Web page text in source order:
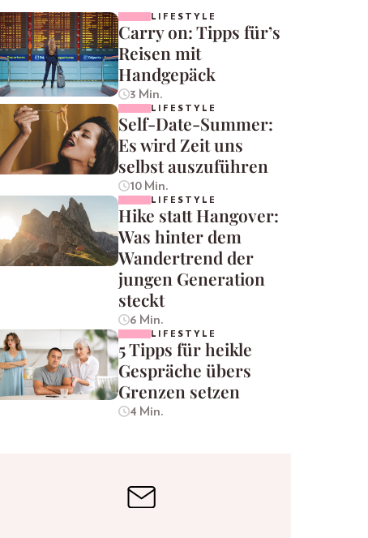
LIFESTYLE
Carry on: Tipps für’s
Reisen mit
Handgepäck
3 Min.
LIFESTYLE
Self-Date-Summer:
Es wird Zeit uns
selbst auszuführen
10 Min.
LIFESTYLE
Hike statt Hangover:
Was hinter dem
Wandertrend der
jungen Generation
steckt
6 Min.
LIFESTYLE
5 Tipps für heikle
Gespräche übers
Grenzen setzen
4 Min.